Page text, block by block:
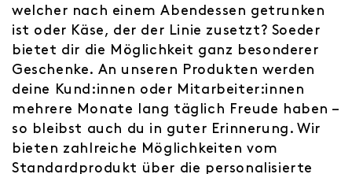
welcher nach einem Abendessen getrunken
ist oder Käse, der der Linie zusetzt? Soeder
bietet dir die Möglichkeit ganz besonderer
Geschenke. An unseren Produkten werden
deine Kund:innen oder Mitarbeiter:innen
mehrere Monate lang täglich Freude haben –
so bleibst auch du in guter Erinnerung. Wir
bieten zahlreiche Möglichkeiten vom
Standardprodukt über die personalisierte